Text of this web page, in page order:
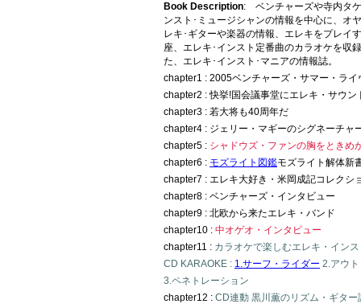
Book Description: ベンチャーズや寺内タ
ンスト･ミュージシャンの情報を中心に、オ
レキ･ギターや楽器の情報、エレキをプレイ
座、エレキ･インスト定番曲のカラオケを収
た、エレキ･インスト･マニアの情報誌。
chapter1 : 2005ベンチャーズ・サマー・ライ
chapter2 : 快挙!国会議事堂にエレキ・サウン
chapter3 : 若大将も40周年だ
chapter4 : ジェリー・マギーのシグネーチャ
chapter5 : シャドウズ・ファンの胸をときめ
chapter6 : モズライト図鑑モズライト解体新
chapter7 : エレキ大好き・米岡成記コレクシ
chapter8 : ベンチャーズ・インタビュー
chapter9 : 北欧から来たエレキ・バンド
chapter10 : 中オゲオ・インタビュー
chapter11 : カラオケで楽しむエレキ・イン
CD KARAOKE : 1.サーフ・ライダー 2.アウ
3.ペネトレーション
chapter12 : CD連動 黒川薫のリズム・ギター